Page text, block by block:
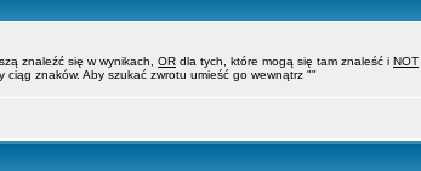
znaleźć się w wynikach, OR dla tych, które mogą się tam znaleść i NOT
znaków. Aby szukać zwrotu umieść go wewnątrz ""